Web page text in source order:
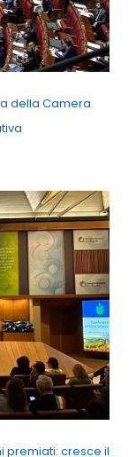
della Camera
premiati: cresce il